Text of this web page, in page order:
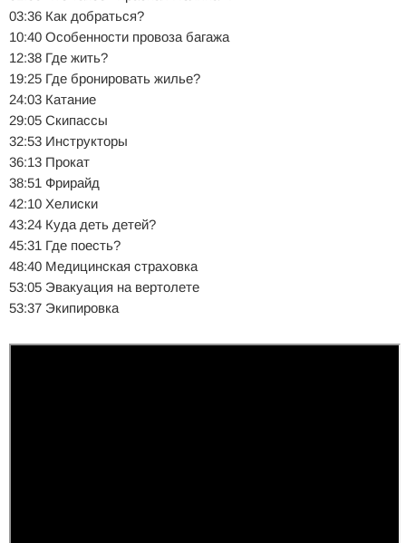
03:36 Как добраться?
10:40 Особенности провоза багажа
12:38 Где жить?
19:25 Где бронировать жилье?
24:03 Катание
29:05 Скипассы
32:53 Инструкторы
36:13 Прокат
38:51 Фрирайд
42:10 Хелиски
43:24 Куда деть детей?
45:31 Где поесть?
48:40 Медицинская страховка
53:05 Эвакуация на вертолете
53:37 Экипировка